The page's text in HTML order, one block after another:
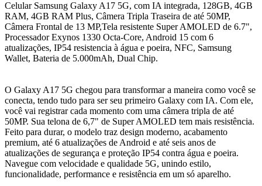
Celular Samsung Galaxy A17 5G, com IA integrada, 128GB, 4GB
RAM, 4GB RAM Plus, Câmera Tripla Traseira de até 50MP,
Câmera Frontal de 13 MP,Tela resistente Super AMOLED de 6.7",
Processador Exynos 1330 Octa-Core, Android 15 com 6
atualizações, IP54 resistencia à água e poeira, NFC, Samsung
Wallet, Bateria de 5.000mAh, Dual Chip.
O Galaxy A17 5G chegou para transformar a maneira como você se
conecta, tendo tudo para ser seu primeiro Galaxy com IA. Com ele,
você vai registrar cada momento com uma câmera tripla de até
50MP. Sua telona de 6,7" de Super AMOLED tem mais resistência.
Feito para durar, o modelo traz design moderno, acabamento
premium, até 6 atualizações de Android e até seis anos de
atualizações de segurança e proteção IP54 contra água e poeira.
Navegue com velocidade e qualidade 5G, unindo estilo,
funcionalidade, performance e resistência em um só aparelho.